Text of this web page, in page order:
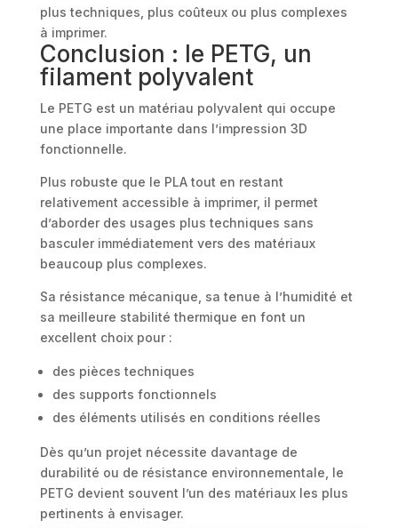
plus techniques, plus coûteux ou plus complexes
à imprimer.
Conclusion : le PETG, un
filament polyvalent
Le PETG est un matériau polyvalent qui occupe
une place importante dans l’impression 3D
fonctionnelle.
Plus robuste que le PLA tout en restant
relativement accessible à imprimer, il permet
d’aborder des usages plus techniques sans
basculer immédiatement vers des matériaux
beaucoup plus complexes.
Sa résistance mécanique, sa tenue à l’humidité et
sa meilleure stabilité thermique en font un
excellent choix pour :
des pièces techniques
des supports fonctionnels
des éléments utilisés en conditions réelles
Dès qu’un projet nécessite davantage de
durabilité ou de résistance environnementale, le
PETG devient souvent l’un des matériaux les plus
pertinents à envisager.